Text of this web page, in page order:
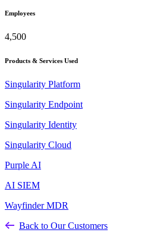
Employees
4,500
Products & Services Used
Singularity Platform
Singularity Endpoint
Singularity Identity
Singularity Cloud
Purple AI
AI SIEM
Wayfinder MDR
Back to Our Customers